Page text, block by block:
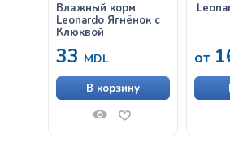
Влажный корм
Leonardo Ягнёнок с
Клюквой
33 MDL
В корзину
от